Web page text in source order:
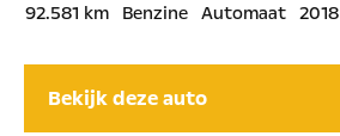
92.581 km Benzine Automaat 2018
Bekijk deze auto